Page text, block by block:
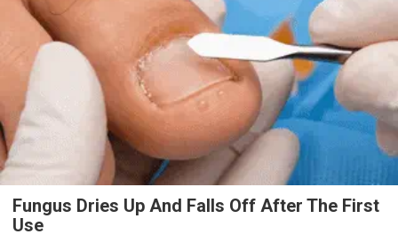
Fungus Dries Up And Falls Off After The First
Use